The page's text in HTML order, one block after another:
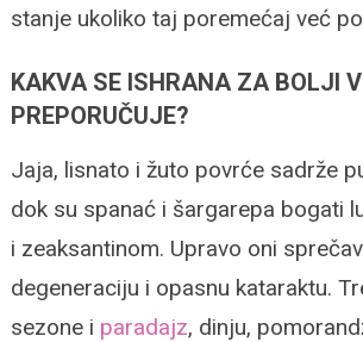
stanje ukoliko taj poremećaj već
KAKVA SE ISHRANA ZA BOLJI
PREPORUČUJE?
Jaja, lisnato i žuto povrće sadrže
dok su spanać i šargarepa bogati
i zeaksantinom. Upravo oni
degeneraciju i opasnu kataraktu.
sezone i paradajz, dinju,